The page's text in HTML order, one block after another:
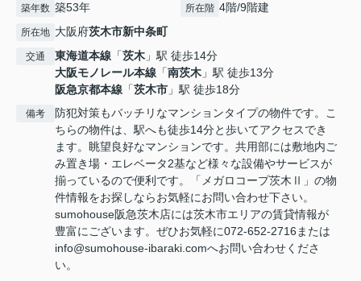
築年数 築53年 所在階 4階/9階建
所在地 大阪府茨木市新中条町
交通 東海道本線 「茨木 」駅 徒歩14分
大阪モノレール本線 「南茨木 」駅 徒歩13分
阪急京都本線 「茨木市 」駅 徒歩18分
備考
防犯対策もバッチリなマンションタイプの物件です。こ
ちらの物件は、駅へも徒歩14分と歩いてアクセスでき
ます。眺望良好なマンションです。共用部には敷地内ご
み置き場・エレベータ2基など様々な設備やサービスが
揃っているので便利です。「メガロコープ茨木Ⅱ」の物
件情報をお探しならお気軽にお問い合わせ下さい。
sumohouse阪急茨木店には茨木市エリアの賃貸情報が
豊富にございます。ぜひお気軽に072-652-2716または
info@sumohouse-ibaraki.comへお問い合わせくださ
い。